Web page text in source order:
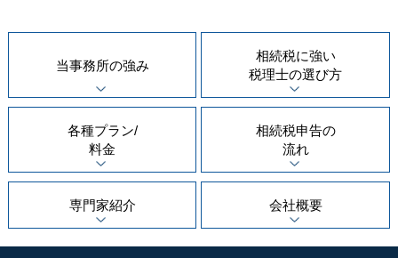
当事務所の強み
相続税に強い
税理士の選び方
各種プラン/
料金
相続税申告の
流れ
専門家紹介 会社概要